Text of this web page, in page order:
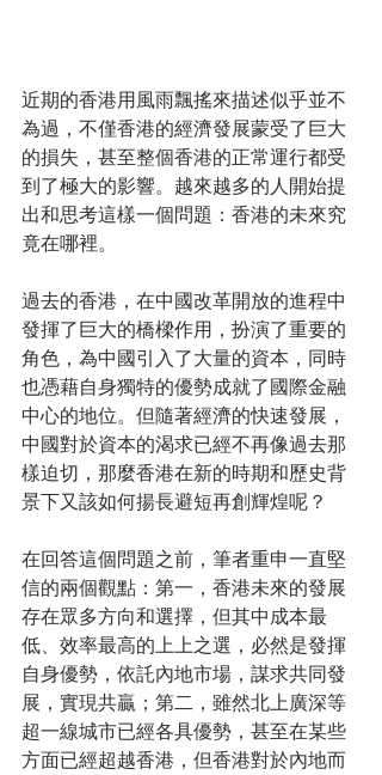
近期的香港用風雨飄搖來描述似乎並不
為過，不僅香港的經濟發展蒙受了巨大
的損失，甚至整個香港的正常運行都受
到了極大的影響。越來越多的人開始提
出和思考這樣一個問題：香港的未來究
竟在哪裡。
過去的香港，在中國改革開放的進程中
發揮了巨大的橋樑作用，扮演了重要的
角色，為中國引入了大量的資本，同時
也憑藉自身獨特的優勢成就了國際金融
中心的地位。但隨著經濟的快速發展，
中國對於資本的渴求已經不再像過去那
樣迫切，那麼香港在新的時期和歷史背
景下又該如何揚長避短再創輝煌呢？
在回答這個問題之前，筆者重申一直堅
信的兩個觀點：第一，香港未來的發展
存在眾多方向和選擇，但其中成本最
低、效率最高的上上之選，必然是發揮
自身優勢，依託內地市場，謀求共同發
展，實現共贏；第二，雖然北上廣深等
超一線城市已經各具優勢，甚至在某些
方面已經超越香港，但香港對於內地而